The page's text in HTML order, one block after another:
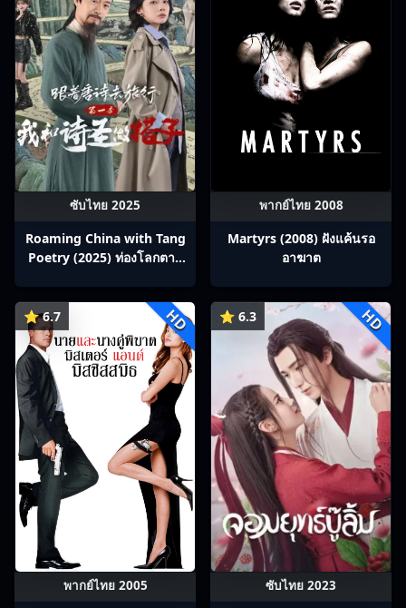
ซับไทย 2025
Roaming China with Tang
Poetry (2025) ท่องโลกตาม
พากย์ไทย 2008
Martyrs (2008) ฝังแค้นรอ
อาฆาต
⭐ 6.7 HD
พากย์ไทย 2005
⭐ 6.3 HD
ซับไทย 2023